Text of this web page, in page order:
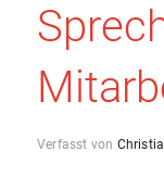
Verfasst von